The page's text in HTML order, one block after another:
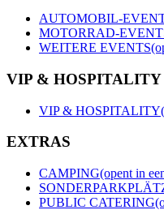
AUTOMOBIL-
MOTORRAD-
WEITERE EVENTS
VIP & HOSPITALITY
VIP & HOSPITALITY
EXTRAS
CAMPING(opent in
PUBLIC CATERING